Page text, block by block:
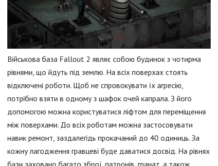
Військова база Fallout 2 являє собою будинок з чотирма
рівнями, що йдуть під землю. На всіх поверхах стоять
відключені роботи. Щоб не спровокувати їх агресію,
потрібно взяти в одному з шафок очей капрала. З його
допомогою можна користуватися ліфтом для переміщення
між поверхами. До всіх роботам можна застосовувати
навик ремонт, заздалегідь прокачаний до 40 одиниць. За
кожну лагодження гравцеві буде даватися досвід. На рівнях
бази заховано багато зброї, патронів, гранат, а також